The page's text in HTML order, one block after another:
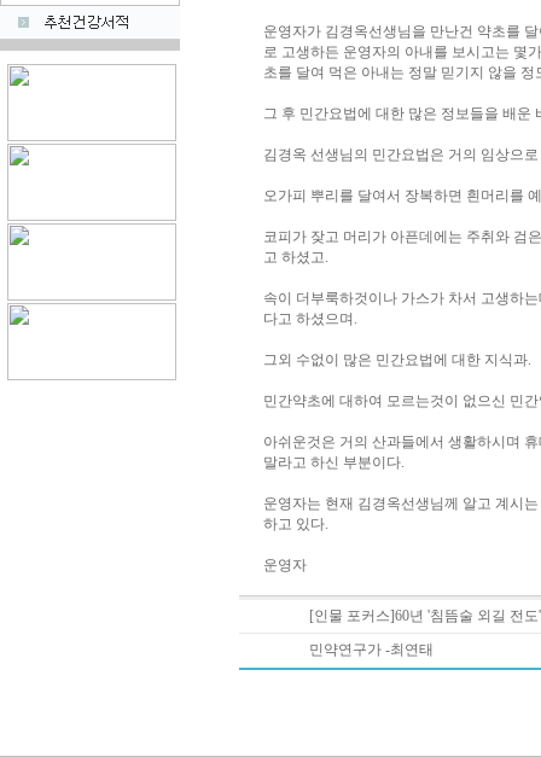
운영자가 김경옥선생님을 만난건 약초를
로 고생하든 운영자의 아내를 보시고는 몇
초를 달여 먹은 아내는 정말 믿기지 않을 정
그 후 민간요법에 대한 많은 정보들을 배운
김경옥 선생님의 민간요법은 거의 임상으
오가피 뿌리를 달여서 장복하면 흰머리를
코피가 잦고 머리가 아픈데에는 주취와 검
고 하셨고.
속이 더부룩하것이나 가스가 차서 고생하
다고 하셨으며.
그외 수없이 많은 민간요법에 대한 지식과.
민간약초에 대하여 모르는것이 없으신 민
아쉬운것은 거의 산과들에서 생활하시며
말라고 하신 부분이다.
운영자는 현재 김경옥선생님께 알고 계시
하고 있다.
운영자
[인물 포커스]60년 '침뜸술 외길 전
민약연구가 -최연태